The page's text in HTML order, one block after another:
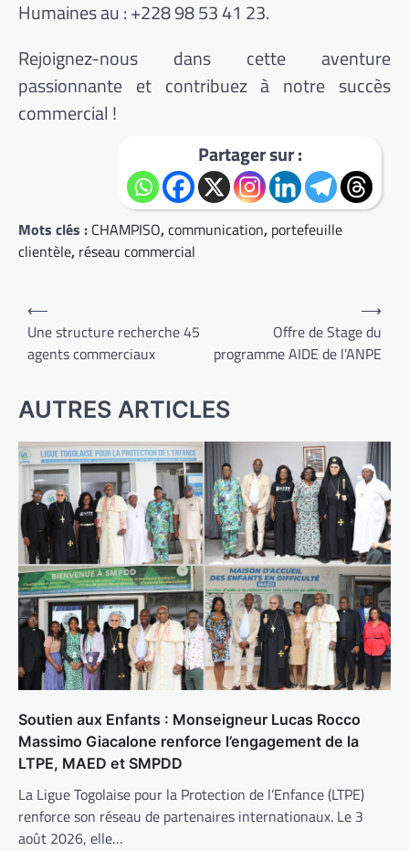
Humaines au : +228 98 53 41 23.
Rejoignez-nous dans cette aventure
passionnante et contribuez à notre succès
commercial !
Partager sur :
Mots clés : CHAMPISO,communication, portefeuille
clientèle, réseau commercial
Navigation
de
l’article
⟵
Une structure recherche 45
agents commerciaux
Offre de Stage du
programme AIDE de l’ANPE
⟶
AUTRES ARTICLES
Soutien aux Enfants : Monseigneur Lucas Rocco
Massimo Giacalone renforce l’engagement de la
LTPE, MAED et SMPDD
La Ligue Togolaise pour la Protection de l’Enfance (LTPE)
renforce son réseau de partenaires internationaux. Le 3
août 2026, elle…